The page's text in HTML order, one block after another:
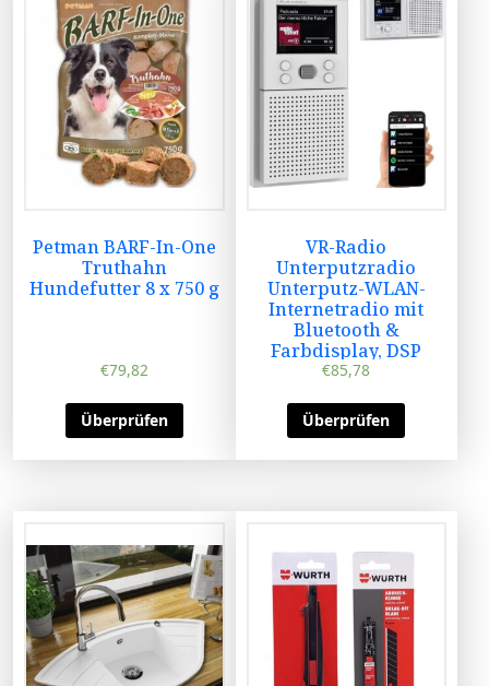
Petman BARF-In-One
Truthahn
Hundefutter 8 x 750 g
€79,82
Überprüfen
VR-Radio
Unterputzradio
Unterputz-WLAN-
Internetradio mit
Bluetooth &
Farbdisplay, DSP
€85,78
Überprüfen